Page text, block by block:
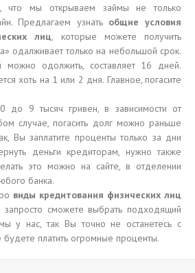
что мы открываем займы не только
Предлагаем узнать общие условия
лиц, которые можете получить
одалживает только на небольшой срок.
можно одолжить, составляет 16 дней.
хоть на 1 или 2 дня. Главное, погасите
до 9 тысяч гривен, в зависимости от
случае, погасить долг можно раньше
Вы заплатите проценты только за дни
деньги кредиторам, нужно также
это можно на сайте, в отделении
банка.
виды кредитования физических лиц
запросто сможете выбрать подходящий
у нас, так Вы точно не останетесь с
платить огромные проценты.